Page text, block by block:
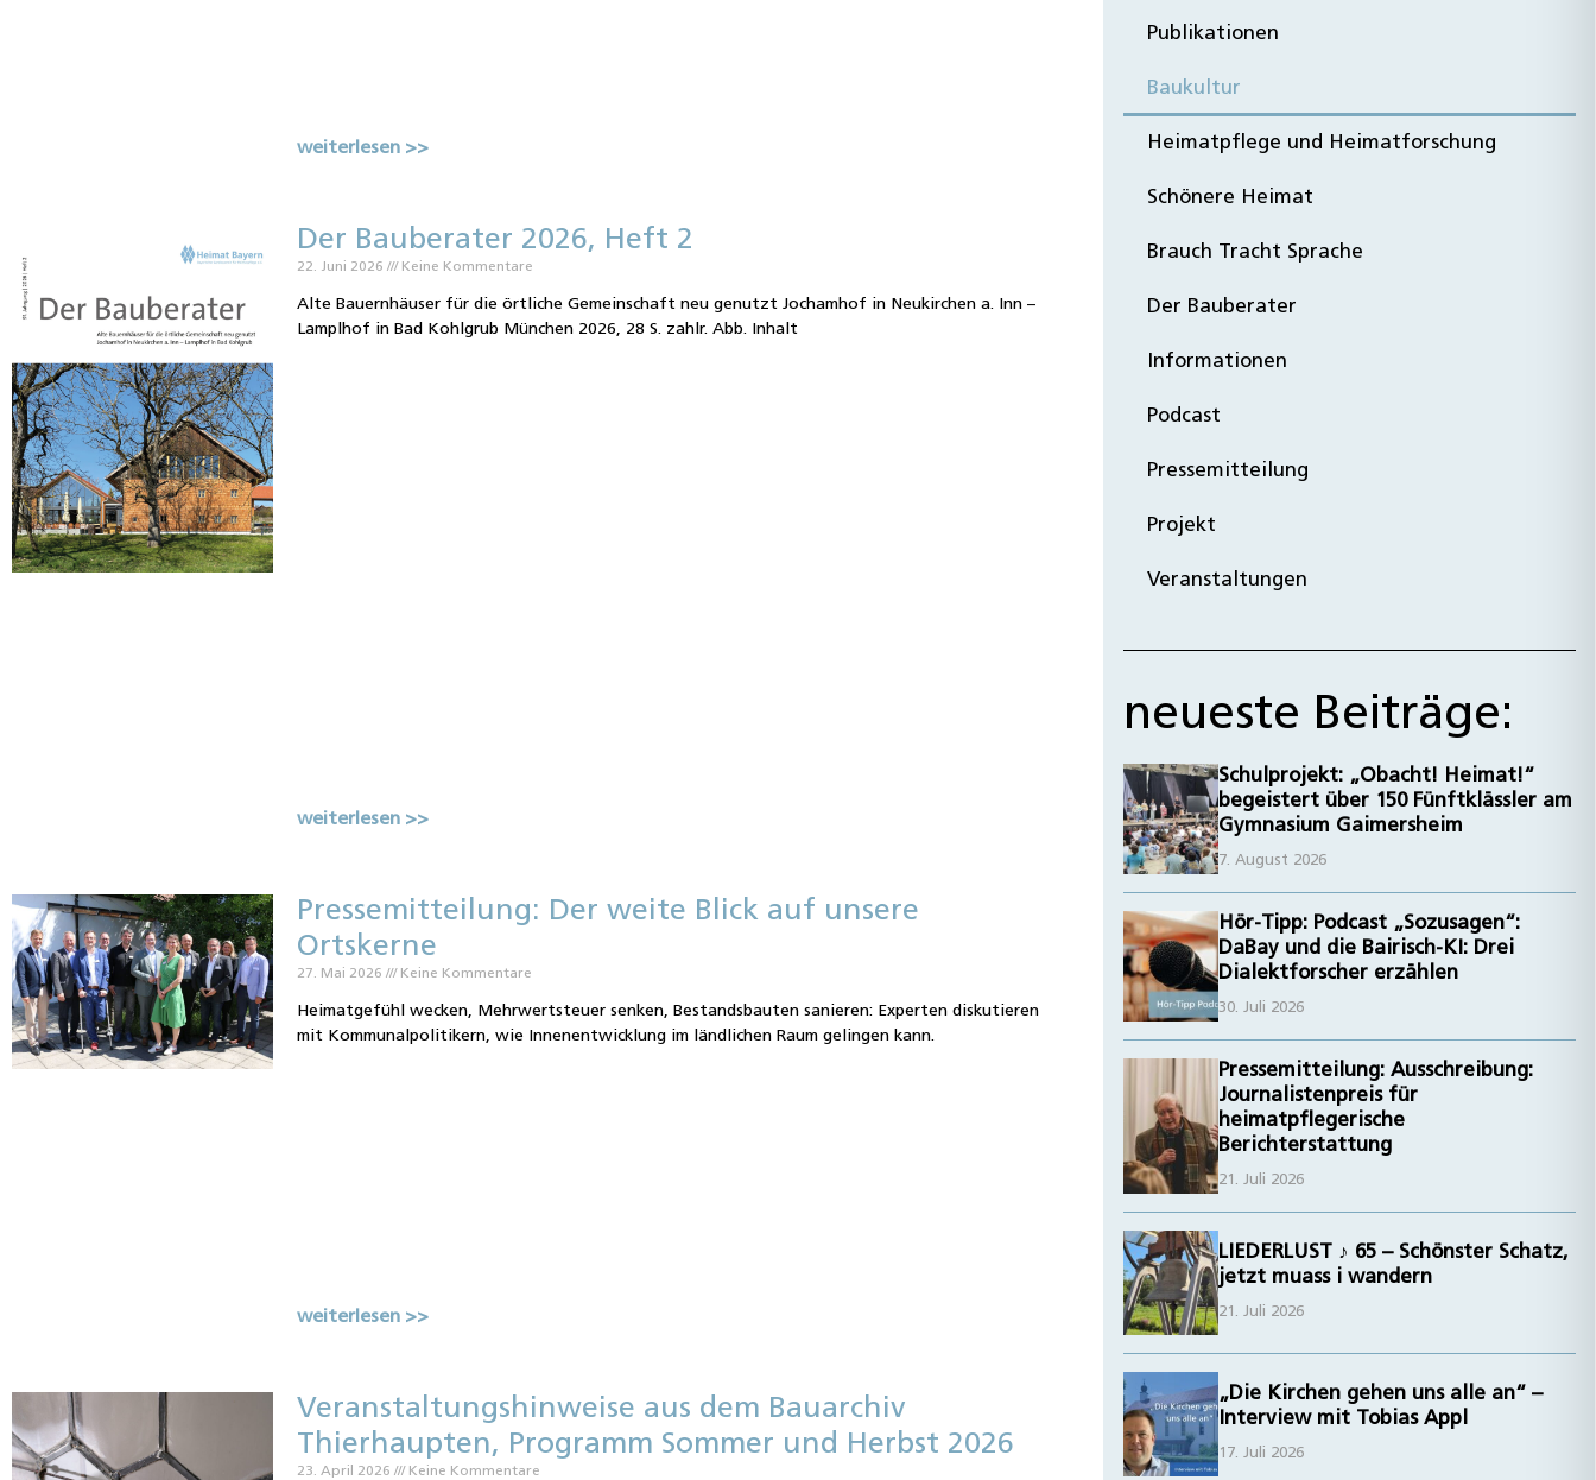
weiterlesen >>
Der Bauberater 2026, Heft 2
22. Juni 2026 Keine Kommentare
Alte Bauernhäuser für die örtliche Gemeinschaft neu genutzt Jochamhof in Neukirchen a. Inn –
Lamplhof in Bad Kohlgrub München 2026, 28 S. zahlr. Abb. Inhalt
weiterlesen >>
Pressemitteilung: Der weite Blick auf unsere
Ortskerne
27. Mai 2026 Keine Kommentare
Heimatgefühl wecken, Mehrwertsteuer senken, Bestandsbauten sanieren: Experten diskutieren
mit Kommunalpolitikern, wie Innenentwicklung im ländlichen Raum gelingen kann.
weiterlesen >>
Veranstaltungshinweise aus dem Bauarchiv
Thierhaupten, Programm Sommer und Herbst 2026
23. April 2026 Keine Kommentare
Publikationen
Baukultur
Heimatpflege und Heimatforschung
Schönere Heimat
Brauch Tracht Sprache
Der Bauberater
Informationen
Podcast
Pressemitteilung
Projekt
Veranstaltungen
neueste Beiträge:
Schulprojekt: „Obacht! Heimat!“
begeistert über 150 Fünftklässler am
Gymnasium Gaimersheim
7. August 2026
Hör-Tipp: Podcast „Sozusagen“:
DaBay und die Bairisch-KI: Drei
Dialektforscher erzählen
30. Juli 2026
Pressemitteilung: Ausschreibung:
Journalistenpreis für
heimatpflegerische
Berichterstattung
21. Juli 2026
LIEDERLUST ♪ 65 – Schönster Schatz,
jetzt muass i wandern
21. Juli 2026
„Die Kirchen gehen uns alle an“ –
Interview mit Tobias Appl
17. Juli 2026